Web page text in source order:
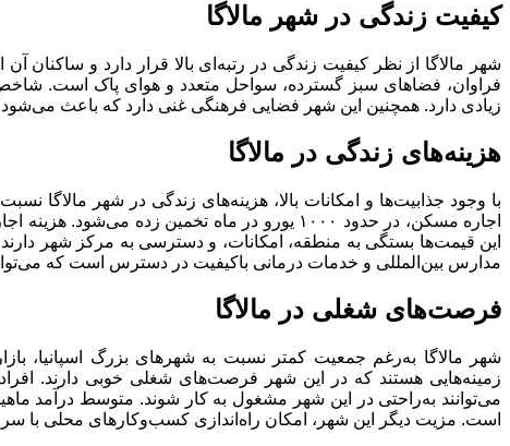
کیفیت زندگی در شهر مالاگا
شهر مالاگا از نظر کیفیت زندگی در رتبه‌ای بالا قرار دارد و
فراوان، فضاهای سبز گسترده، سواحل متعدد و هوای پاک است. شاخص
زیادی دارد. همچنین این شهر فضایی فرهنگی غنی دارد که باعث می‌شود
هزینه‌های زندگی در مالاگا
با وجود جذابیت‌ها و امکانات بالا، هزینه‌های زندگی در شهر مالاگا
این قیمت‌ها بستگی به منطقه، امکانات، و دسترسی به مرکز شهر
مدارس بین‌المللی و خدمات درمانی باکیفیت در دسترس است که
فرصت‌های شغلی در مالاگا
شهر مالاگا به‌رغم جمعیت کمتر نسبت به شهرهای بزرگ اسپانیا،
است. مزیت دیگر این شهر، امکان راه‌اندازی کسب‌وکارهای محلی با